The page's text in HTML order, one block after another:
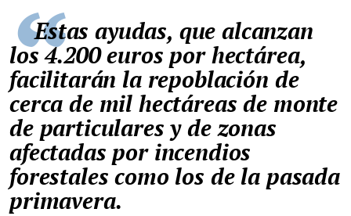
Estas ayudas, que alcanzan
los 4.200 euros por hectárea,
facilitarán la repoblación de
cerca de mil hectáreas de monte
de particulares y de zonas
afectadas por incendios
forestales como los de la pasada
primavera.